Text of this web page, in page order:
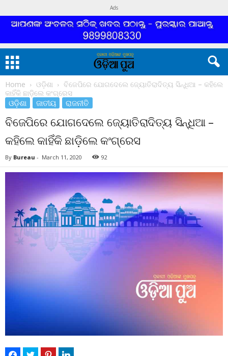
Ads
Home ଓଡ଼ିଶା
ବିଜେପିରେ ଯୋଗଦେଲେ ଜ୍ୟୋତିରାଦିତ୍ୟ ସିନ୍ଧିଆ – କହିଲେ
କାହିଁକି ଛାଡ଼ିଲେ କଂଗ୍ରେସ
ଓଡ଼ିଶା ଜାତୀୟ ରାଜନୀତି
ବିଜେପିରେ ଯୋଗଦେଲେ ଜ୍ୟୋତିରାଦିତ୍ୟ ସିନ୍ଧିଆ –
କହିଲେ କାହିଁକି ଛାଡ଼ିଲେ କଂଗ୍ରେସ
By Bureau - March 11, 2020 92